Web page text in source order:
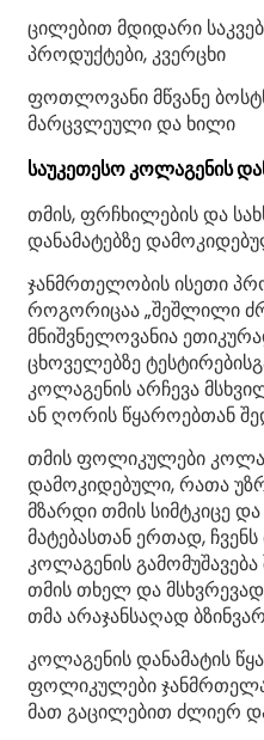
ცილებით მდიდარი
პროდუქტები, კვერცხი
ფოთლოვანი მწვანე
მარცვლეული და ხილი
საუკეთესო კოლაგენის
თმის, ფრჩხილების და
დანამატებზე
ჯანმრთელობის ისეთი
როგორიცაა „შეშლილი
მნიშვნელოვანია
ცხოველებზე
კოლაგენის არჩევა
ან ღორის წყაროებთან
თმის ფოლიკულები
დამოკიდებული, რათა
მზარდი თმის სიმტკიცე
მატებასთან ერთად,
კოლაგენის
თმის თხელ და მსხვრევად
თმა არაჯანსაღად
კოლაგენის დანამატის
ფოლიკულები
მათ გაცილებით ძლიერ და